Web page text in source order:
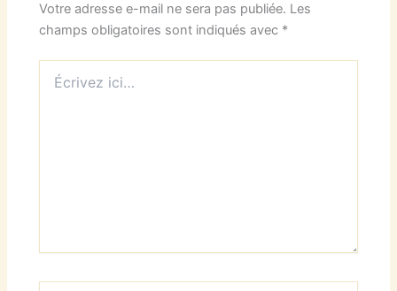
Votre adresse e-mail ne sera pas publiée. Les
champs obligatoires sont indiqués avec *
ici…